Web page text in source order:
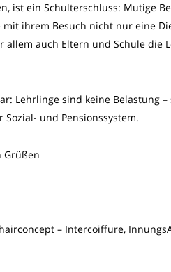
ist ein Schulterschluss: Mutige
ihrem Besuch nicht nur eine
allem auch Eltern und Schule
Lehrlinge sind keine Belastung
Sozial- und Pensionssystem.
Grüßen
– Intercoiffure,